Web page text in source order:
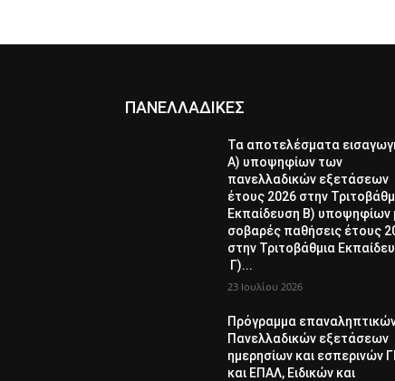
ΠΑΝΕΛΛΑΔΙΚΕΣ
Τα αποτελέσματα
Α) υποψηφίων των
πανελλαδικών εξετάσεων
έτους 2026 στην
Εκπαίδευση Β) υποψηφίων
σοβαρές παθήσεις έτους
στην Τριτοβάθμια
Γ)...
23 Ιουλίου 2026
Πρόγραμμα
Πανελλαδικών εξετάσεων
ημερησίων και εσπερινών
και ΕΠΑΛ, Ειδικών και